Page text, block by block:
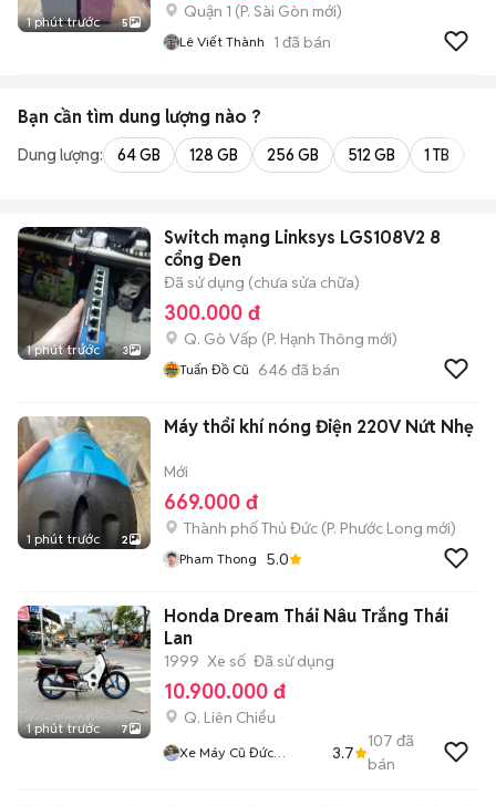
1 phút trước 5
Quận 1 (P. Sài Gòn mới)
Lê Viết Thành 1 đã bán
Bạn cần tìm dung lượng nào ?
Dung lượng: 64 GB 128 GB 256 GB 512 GB 1 TB
1 phút trước 3
Switch mạng Linksys LGS108V2 8
cổng Đen
Đã sử dụng (chưa sửa chữa)
300.000 đ
Q. Gò Vấp (P. Hạnh Thông mới)
Tuấn Đồ Cũ 646 đã bán
1 phút trước 2
Máy thổi khí nóng Điện 220V Nứt Nhẹ
Mới
669.000 đ
Thành phố Thủ Đức (P. Phước Long mới)
Pham Thong 5.0
1 phút trước 7
Honda Dream Thái Nâu Trắng Thái
Lan
1999 Xe số Đã sử dụng
10.900.000 đ
Q. Liên Chiểu
Xe Máy Cũ Đức
3.7
107 đã
bán